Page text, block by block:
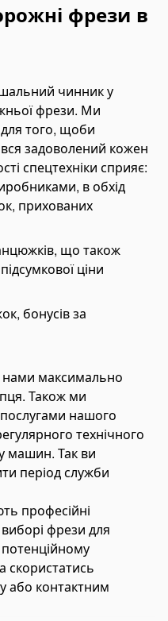
фрези в
чинник у
фрези. Ми
того, щоби
задоволений кожен
спецтехніки сприяє:
в обхід
прихованих
що також
ціни
бонусів за
нами максимально
Також ми
нашого
технічного
машин. Так ви
період служби
професійні
виборі фрези для
скористатись
або контактним